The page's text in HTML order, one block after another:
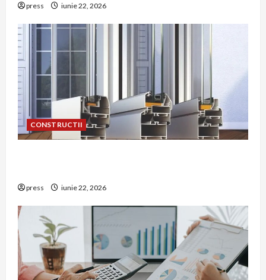
press iunie 22, 2026
CONSTRUCTII
press iunie 22, 2026